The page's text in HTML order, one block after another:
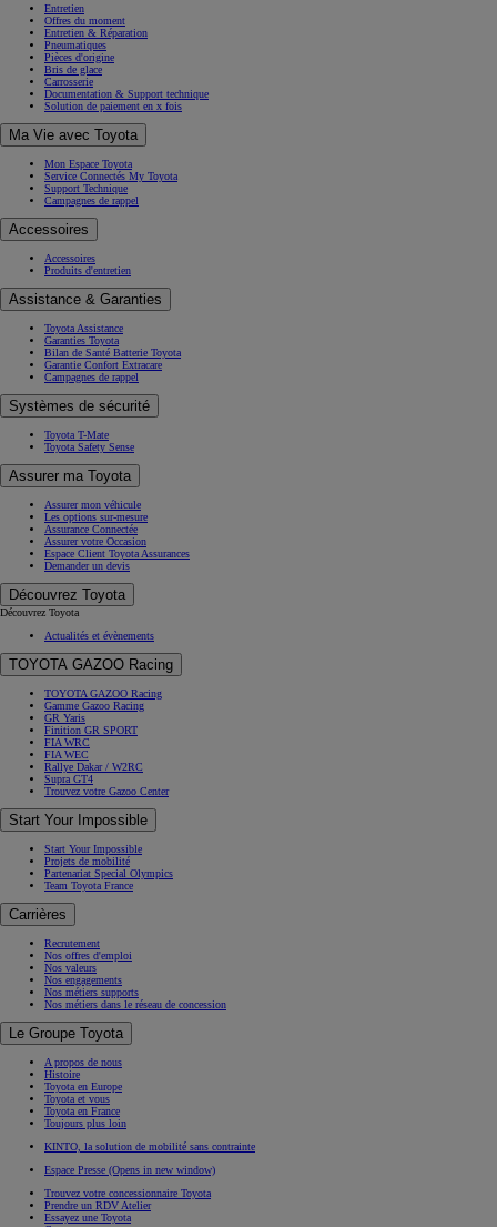
Entretien
Offres du moment
Entretien & Réparation
Pneumatiques
Pièces d'origine
Bris de glace
Carrosserie
Documentation & Support technique
Solution de paiement en x fois
Ma Vie avec Toyota
Mon Espace Toyota
Service Connectés My Toyota
Support Technique
Campagnes de rappel
Accessoires
Accessoires
Produits d'entretien
Assistance & Garanties
Toyota Assistance
Garanties Toyota
Bilan de Santé Batterie Toyota
Garantie Confort Extracare
Campagnes de rappel
Systèmes de sécurité
Toyota T-Mate
Toyota Safety Sense
Assurer ma Toyota
Assurer mon véhicule
Les options sur-mesure
Assurance Connectée
Assurer votre Occasion
Espace Client Toyota Assurances
Demander un devis
Découvrez Toyota
Découvrez Toyota
Actualités et évènements
TOYOTA GAZOO Racing
TOYOTA GAZOO Racing
Gamme Gazoo Racing
GR Yaris
Finition GR SPORT
FIA WRC
FIA WEC
Rallye Dakar / W2RC
Supra GT4
Trouvez votre Gazoo Center
Start Your Impossible
Start Your Impossible
Projets de mobilité
Partenariat Special Olympics
Team Toyota France
Carrières
Recrutement
Nos offres d'emploi
Nos valeurs
Nos engagements
Nos métiers supports
Nos métiers dans le réseau de concession
Le Groupe Toyota
A propos de nous
Histoire
Toyota en Europe
Toyota et vous
Toyota en France
Toujours plus loin
KINTO, la solution de mobilité sans contrainte
Espace Presse (Opens in new window)
Trouvez votre concessionnaire Toyota
Prendre un RDV Atelier
Essayez une Toyota